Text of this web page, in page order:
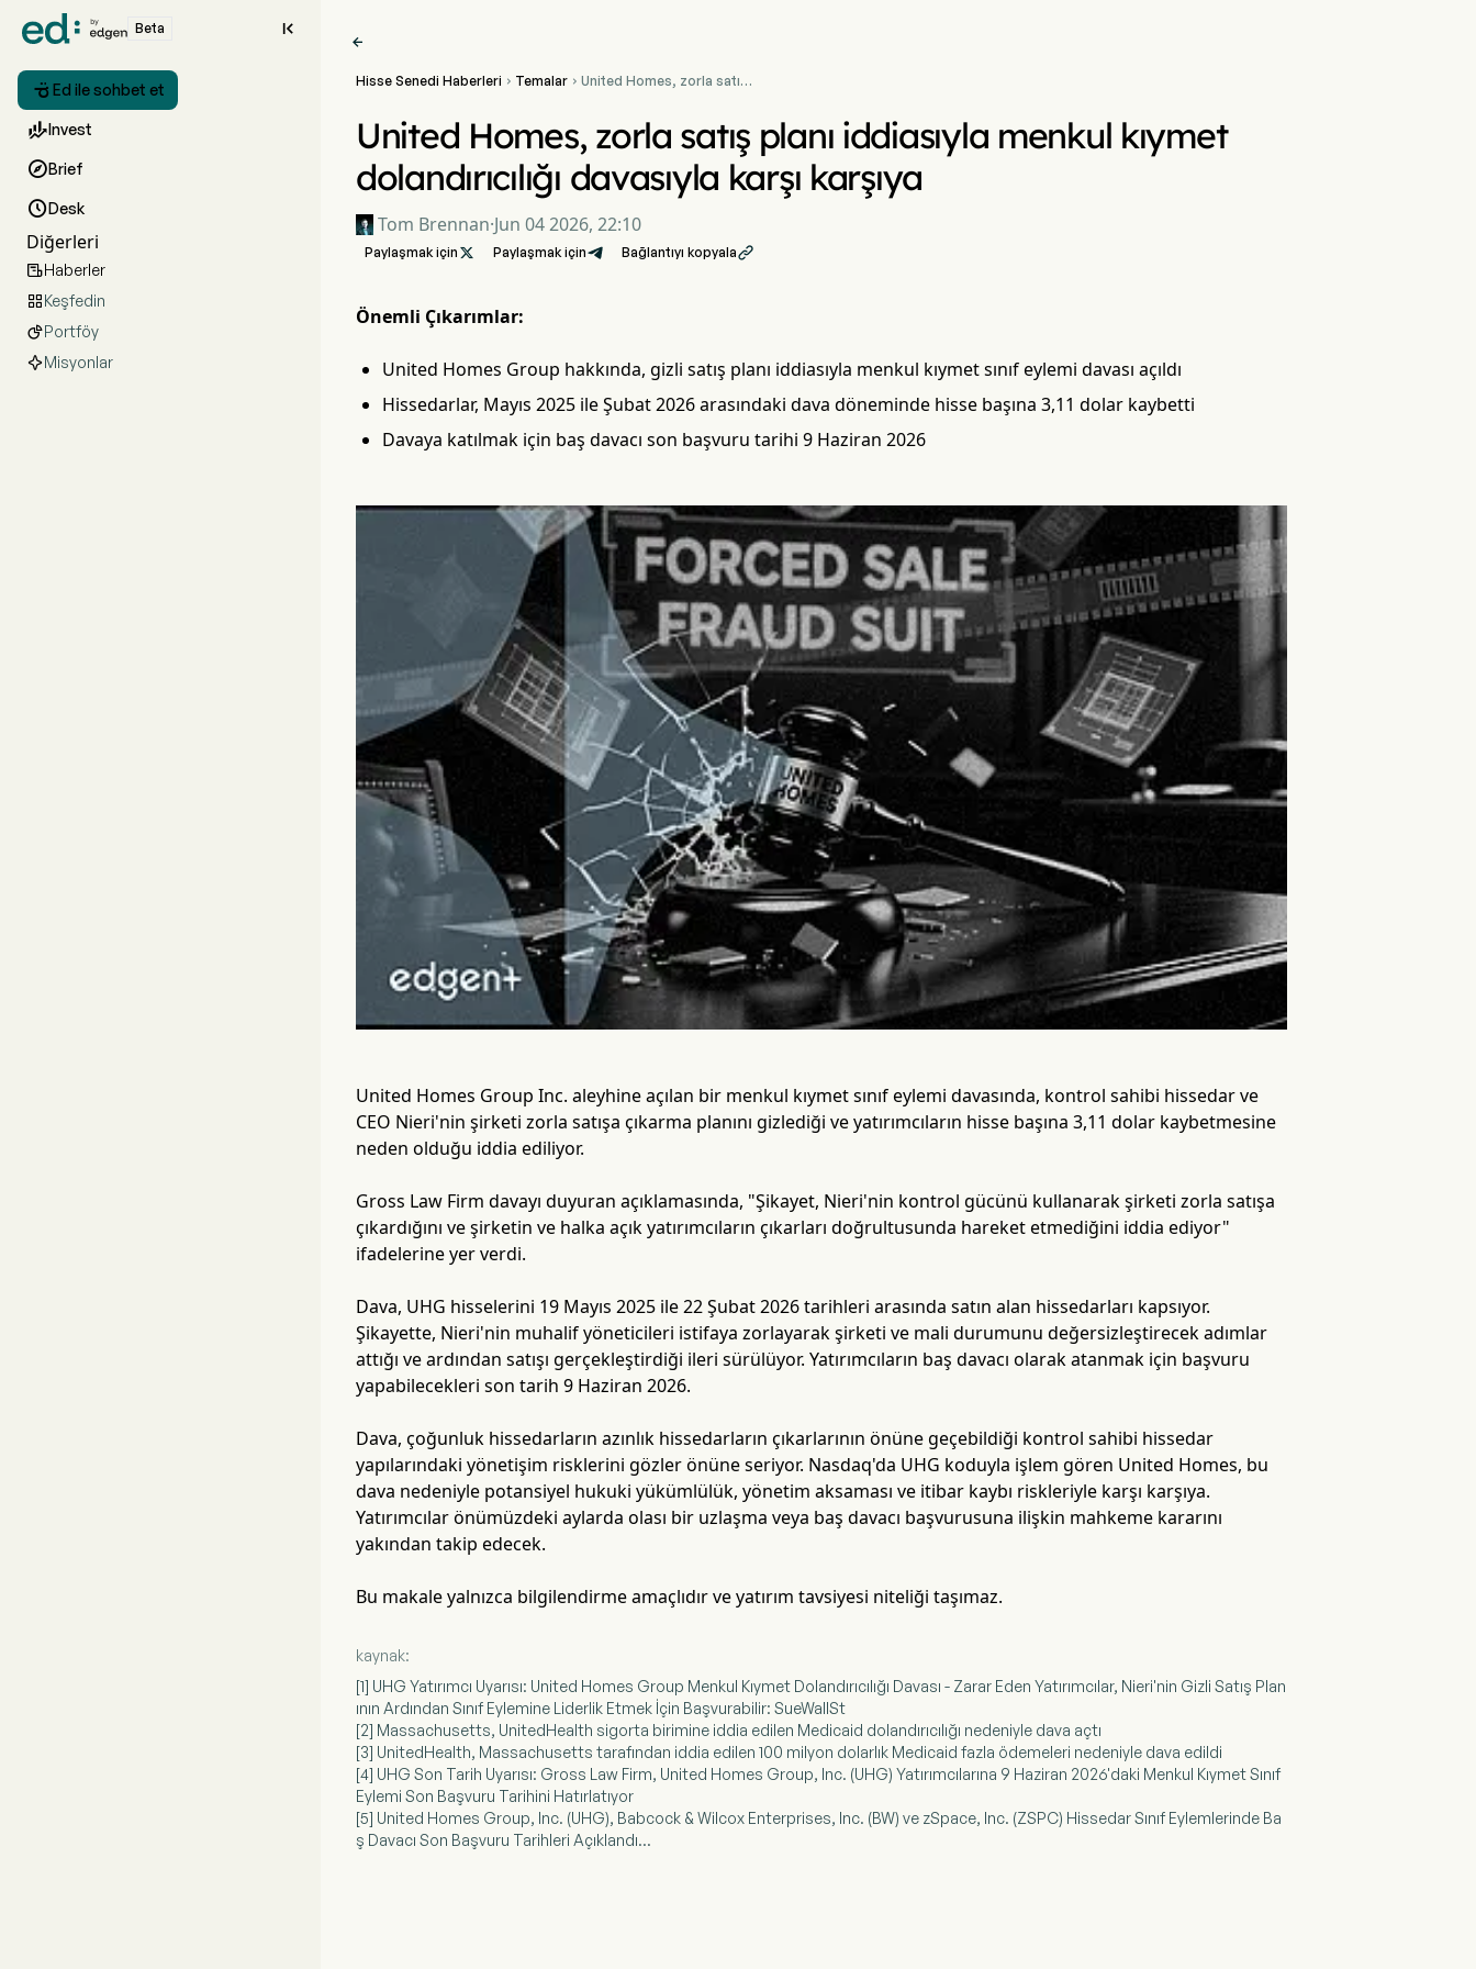
Beta 
 Ed ile sohbet et
Invest
Brief
Desk
Diğerleri
Haberler
Keşfedin
Portföy
Misyonlar

Hisse Senedi Haberleri  Temalar  United Homes, zorla satış
davasıyla karşı karşıya
United Homes, zorla satış planı iddiasıyla menkul kıymet
dolandırıcılığı davasıyla karşı karşıya
Tom Brennan·Jun 04 2026, 22:10
Paylaşmak için  Paylaşmak için Bağlantıyı kopyala
Önemli Çıkarımlar:
United Homes Group hakkında, gizli satış planı iddiasıyla menkul kıymet sınıf eylemi davası açıldı
Hissedarlar, Mayıs 2025 ile Şubat 2026 arasındaki dava döneminde hisse başına 3,11 dolar kaybetti
Davaya katılmak için baş davacı son başvuru tarihi 9 Haziran 2026
United Homes Group Inc. aleyhine açılan bir menkul kıymet sınıf eylemi davasında, kontrol sahibi hissedar ve
CEO Nieri'nin şirketi zorla satışa çıkarma planını gizlediği ve yatırımcıların hisse başına 3,11 dolar kaybetmesine
neden olduğu iddia ediliyor.
Gross Law Firm davayı duyuran açıklamasında, "Şikayet, Nieri'nin kontrol gücünü kullanarak şirketi zorla satışa
çıkardığını ve şirketin ve halka açık yatırımcıların çıkarları doğrultusunda hareket etmediğini iddia ediyor"
ifadelerine yer verdi.
Dava, UHG hisselerini 19 Mayıs 2025 ile 22 Şubat 2026 tarihleri arasında satın alan hissedarları kapsıyor.
Şikayette, Nieri'nin muhalif yöneticileri istifaya zorlayarak şirketi ve mali durumunu değersizleştirecek adımlar
attığı ve ardından satışı gerçekleştirdiği ileri sürülüyor. Yatırımcıların baş davacı olarak atanmak için başvuru
yapabilecekleri son tarih 9 Haziran 2026.
Dava, çoğunluk hissedarların azınlık hissedarların çıkarlarının önüne geçebildiği kontrol sahibi hissedar
yapılarındaki yönetişim risklerini gözler önüne seriyor. Nasdaq'da UHG koduyla işlem gören United Homes, bu
dava nedeniyle potansiyel hukuki yükümlülük, yönetim aksaması ve itibar kaybı riskleriyle karşı karşıya.
Yatırımcılar önümüzdeki aylarda olası bir uzlaşma veya baş davacı başvurusuna ilişkin mahkeme kararını
yakından takip edecek.
Bu makale yalnızca bilgilendirme amaçlıdır ve yatırım tavsiyesi niteliği taşımaz.
kaynak:
[1] UHG Yatırımcı Uyarısı: United Homes Group Menkul Kıymet Dolandırıcılığı Davası - Zarar Eden Yatırımcılar, Nieri'nin Gizli Satış Plan
ının Ardından Sınıf Eylemine Liderlik Etmek İçin Başvurabilir: SueWallSt
[2] Massachusetts, UnitedHealth sigorta birimine iddia edilen Medicaid dolandırıcılığı nedeniyle dava açtı
[3] UnitedHealth, Massachusetts tarafından iddia edilen 100 milyon dolarlık Medicaid fazla ödemeleri nedeniyle dava edildi
[4] UHG Son Tarih Uyarısı: Gross Law Firm, United Homes Group, Inc. (UHG) Yatırımcılarına 9 Haziran 2026'daki Menkul Kıymet Sınıf
Eylemi Son Başvuru Tarihini Hatırlatıyor
[5] United Homes Group, Inc. (UHG), Babcock & Wilcox Enterprises, Inc. (BW) ve zSpace, Inc. (ZSPC) Hissedar Sınıf Eylemlerinde Ba
ş Davacı Son Başvuru Tarihleri Açıklandı...